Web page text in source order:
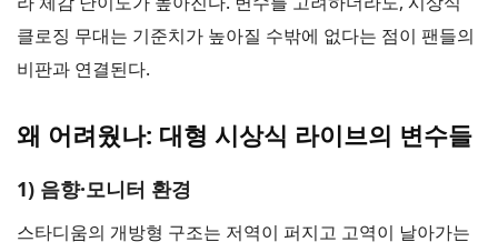
클로징 무대는 기준치가 높아질 수밖에 없다는 점이 팬들의
비판과 연결된다.
왜 어려웠나: 대형 시상식 라이브의 변수들
1) 음향·모니터 환경
스타디움의 개방형 구조는 저역이 퍼지고 고역이 날아가는